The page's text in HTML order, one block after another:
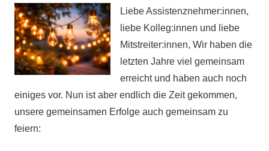
Sabrina
Matthes
Aktuelles
Liebe Assistenznehmer:innen,
liebe Kolleg:innen und liebe
Mitstreiter:innen, Wir haben die
letzten Jahre viel gemeinsam
erreicht und haben auch noch
einiges vor. Nun ist aber endlich die Zeit gekommen,
unsere gemeinsamen Erfolge auch gemeinsam zu
feiern: